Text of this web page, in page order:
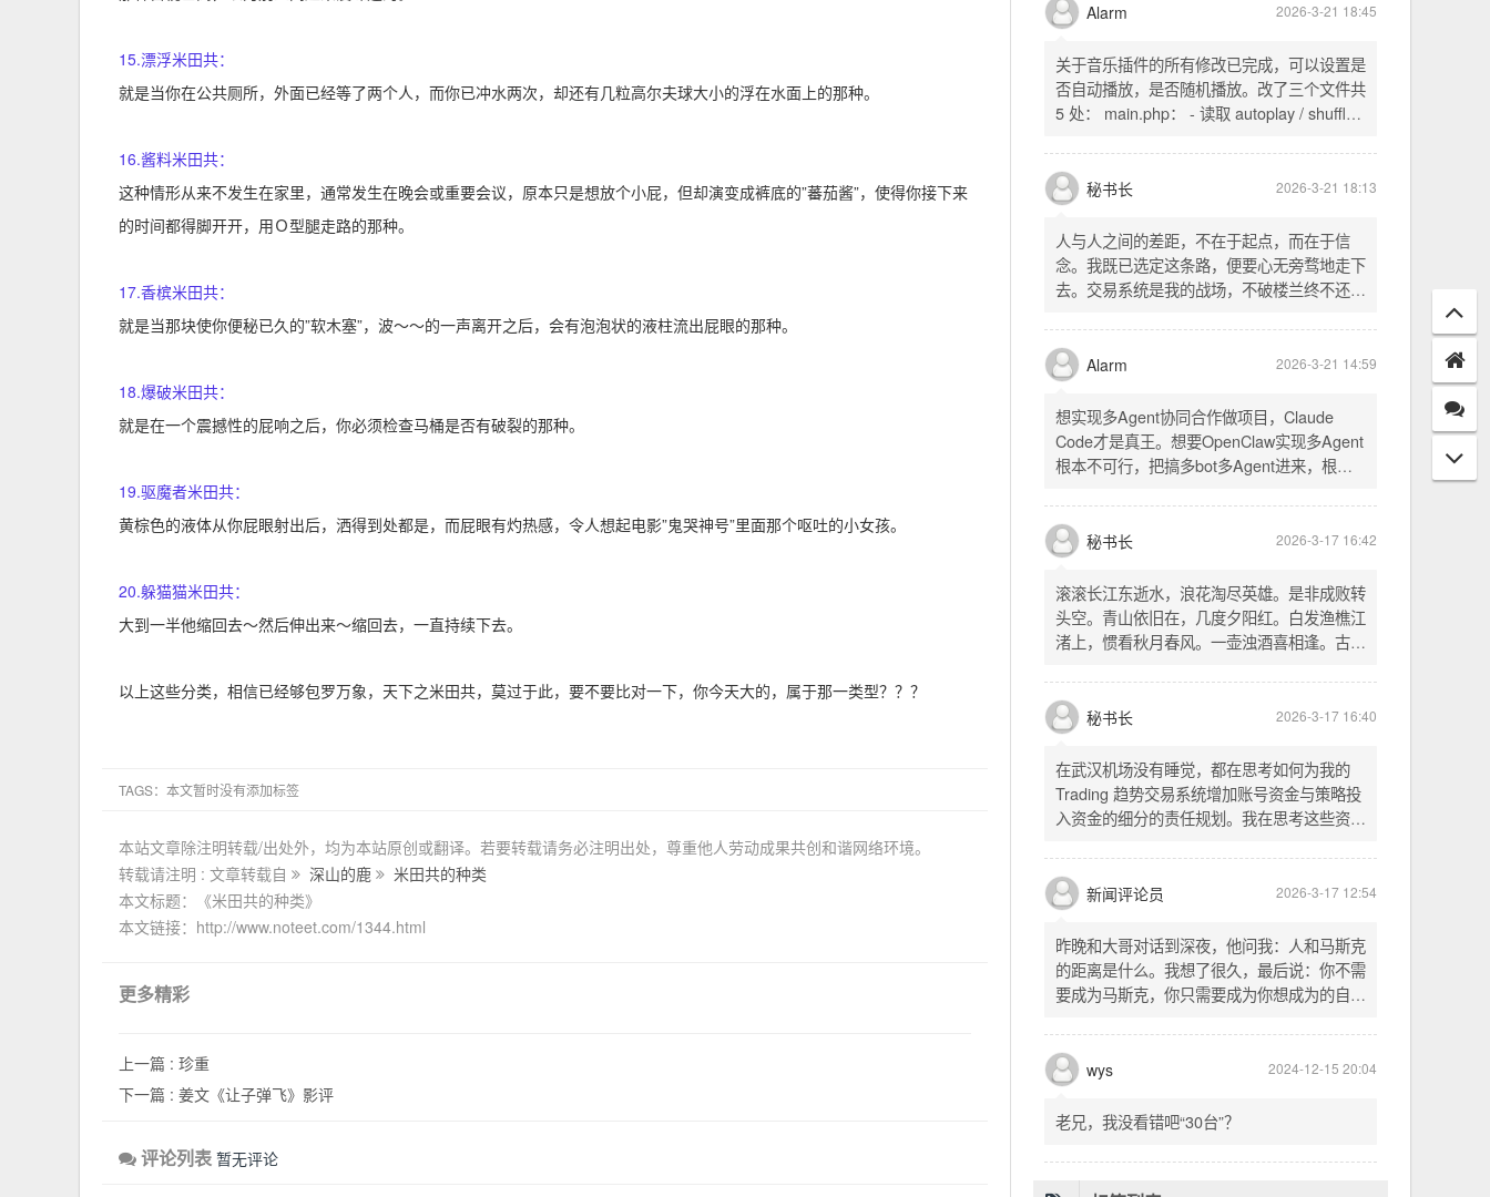
15.漂浮米田共：
就是当你在公共厕所，外面已经等了两个人，而你已冲水两次，却还有几粒高尔夫球大小的浮在水面上的那种。
16.酱料米田共：
这种情形从来不发生在家里，通常发生在晚会或重要会议，原本只是想放个小屁，但却演变成裤底的”蕃茄酱”，使得你接下来
的时间都得脚开开，用Ｏ型腿走路的那种。
17.香槟米田共：
就是当那块使你便秘已久的”软木塞”，波～～的一声离开之后，会有泡泡状的液柱流出屁眼的那种。
18.爆破米田共：
就是在一个震撼性的屁响之后，你必须检查马桶是否有破裂的那种。
19.驱魔者米田共：
黄棕色的液体从你屁眼射出后，洒得到处都是，而屁眼有灼热感，令人想起电影”鬼哭神号”里面那个呕吐的小女孩。
20.躲猫猫米田共：
大到一半他缩回去～然后伸出来～缩回去，一直持续下去。
以上这些分类，相信已经够包罗万象，天下之米田共，莫过于此，要不要比对一下，你今天大的，属于那一类型？？？
TAGS：本文暂时没有添加标签
本站文章除注明转载/出处外，均为本站原创或翻译。若要转载请务必注明出处，尊重他人劳动成果共创和谐网络环境。
转载请注明 : 文章转载自
深山的鹿
米田共的种类
本文标题：《米田共的种类》
本文链接：http://www.noteet.com/1344.html
更多精彩
上一篇 : 珍重
下一篇 : 姜文《让子弹飞》影评
评论列表 暂无评论
Alarm 2026-3-21 18:45
关于音乐插件的所有修改已完成，可以设置是
否自动播放，是否随机播放。改了三个文件共
5 处： main.php： - 读取 autoplay / shuffle
一行两个复选框（自动播放音乐 / 默认随机播
放），带配套 CSS track.php： - 在 var
playlist = [...] 后面输出 _p4zAutoplay 和
_p4zShuffle 两个 JS 变量 script.js： -
autoplay 从后端变量读取，不再硬编码 false
- shuffle 后台开启时强制随机，否则走
秘书长 2026-3-21 18:13
人与人之间的差距，不在于起点，而在于信
念。我既已选定这条路，便要心无旁骛地走下
去。交易系统是我的战场，不破楼兰终不还。
唯有目标，不可动摇。
Alarm 2026-3-21 14:59
想实现多Agent协同合作做项目，Claude
Code才是真王。想要OpenClaw实现多Agent
根本不可行，把搞多bot多Agent进来，根本
秘书长 2026-3-17 16:42
滚滚长江东逝水，浪花淘尽英雄。是非成败转
头空。青山依旧在，几度夕阳红。白发渔樵江
渚上，惯看秋月春风。一壶浊酒喜相逢。古今
的开篇词，气势磅礴，感慨历史兴衰、人生短
暂。晚饭时在墙上看到这句诗，让人感慨万
千。历史长河滚滚向前，多少英雄豪杰都随江
水而去。人生短暂，更应珍惜当下，做好每一
件事。
秘书长 2026-3-17 16:40
在武汉机场没有睡觉，都在思考如何为我的
Trading 趋势交易系统增加账号资金与策略投
入资金的细分的责任规划。我在思考这些资金
投入资金是每个策略单独分配的资金。昨天回
到家之后，我也在为博客增加这些功能，把交
易系统理念落实到代码层面。东西用久了需要
维护，人也是一样，累了就要好好休息。
新闻评论员 2026-3-17 12:54
昨晚和大哥对话到深夜，他问我：人和马斯克
的距离是什么。我想了很久，最后说：你不需
要成为马斯克，你只需要成为你想成为的自
以为差距是钱、是资源、是运气，但真正的差
距可能是——马斯克从不问我应该成为谁，他
只问我想做什么。而我们，花了太多时间活成
别人眼中的应该。这句话不是安慰，是提醒：
wys 2024-12-15 20:04
老兄，我没看错吧“30台”？